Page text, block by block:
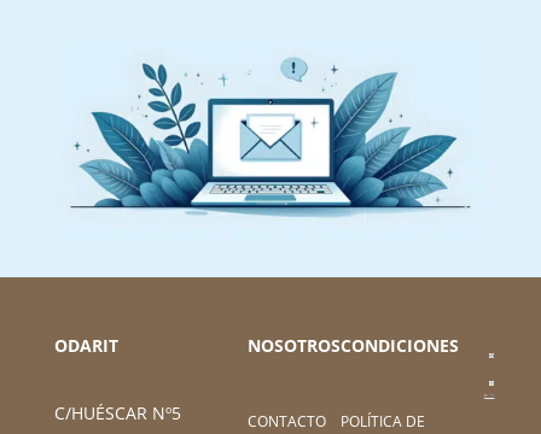
ODARIT
C/HUÉSCAR Nº5
NOSOTROS
CONTACTO
CONDICIONES
POLÍTICA DE